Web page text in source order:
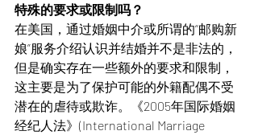
特殊的要求或限制吗？
在美国，通过婚姻中介或所谓的“邮购新
娘”服务介绍认识并结婚并不是非法的，
但是确实存在一些额外的要求和限制，
这主要是为了保护可能的外籍配偶不受
潜在的虐待或欺诈。《2005年国际婚姻
经纪人法》(International Marriage